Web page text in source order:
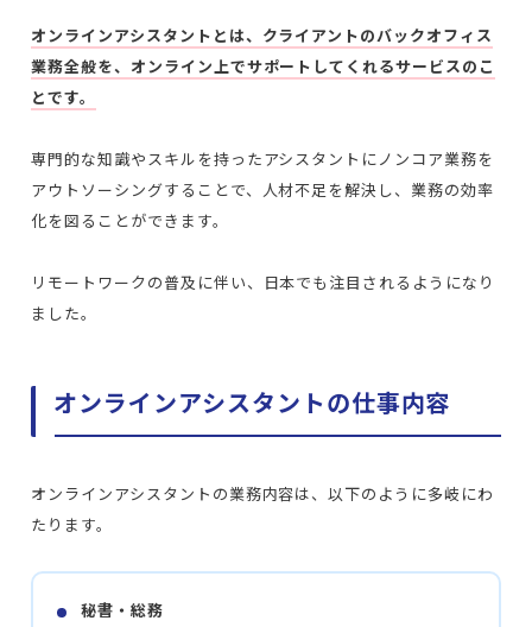
オンラインアシスタントとは、クライアントのバックオフィス
業務全般を、オンライン上でサポートしてくれるサービスのこ
とです。
専門的な知識やスキルを持ったアシスタントにノンコア業務を
アウトソーシングすることで、人材不足を解決し、業務の効率
化を図ることができます。
リモートワークの普及に伴い、日本でも注目されるようになり
ました。
オンラインアシスタントの仕事内容
オンラインアシスタントの業務内容は、以下のように多岐にわ
たります。
秘書・総務